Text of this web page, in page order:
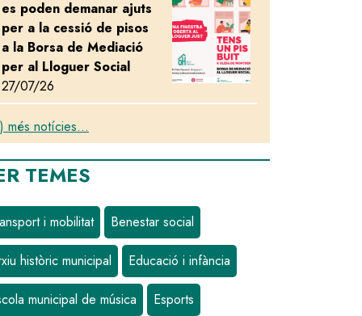
es poden demanar ajuts
per a la cessió de pisos
a la Borsa de Mediació
per al Lloguer Social
27/07/26
més notícies...
TEMES
i mobilitat Benestar social
històric municipal Educació i infància
municipal de música Esports